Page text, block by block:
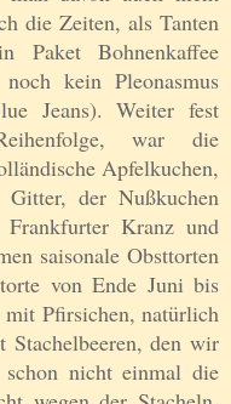
die Zeiten, als Tanten
Paket Bohnenkaffee
kein Pleonasmus
Jeans). Weiter fest
war die
Apfelkuchen,
der Nußkuchen
Kranz und
saisonale Obsttorten
von Ende Juni bis
Pfirsichen, natürlich
den wir
nicht einmal die